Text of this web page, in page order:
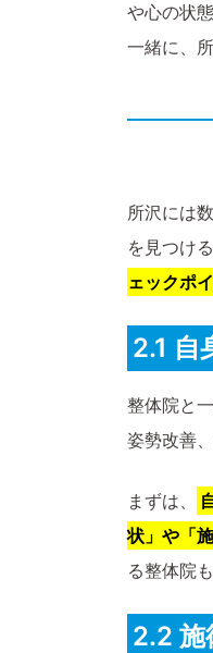
や心の状
一緒に、
所沢には
を見つけ
ェックポ
2.1 自
整体院と
姿勢改善
まずは、
状」や「
る整体院
2.2 施